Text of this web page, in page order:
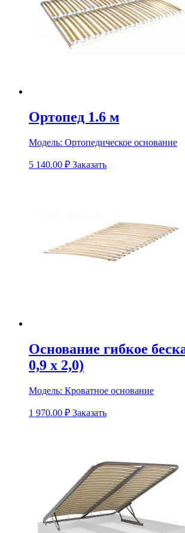
Ортопед 1.6 м
Модель: Ортопедическое основание
5 140.00 ₽ Заказать
Основание гибкое
0,9 х 2,0)
Модель: Кроватное основание
1 970.00 ₽ Заказать